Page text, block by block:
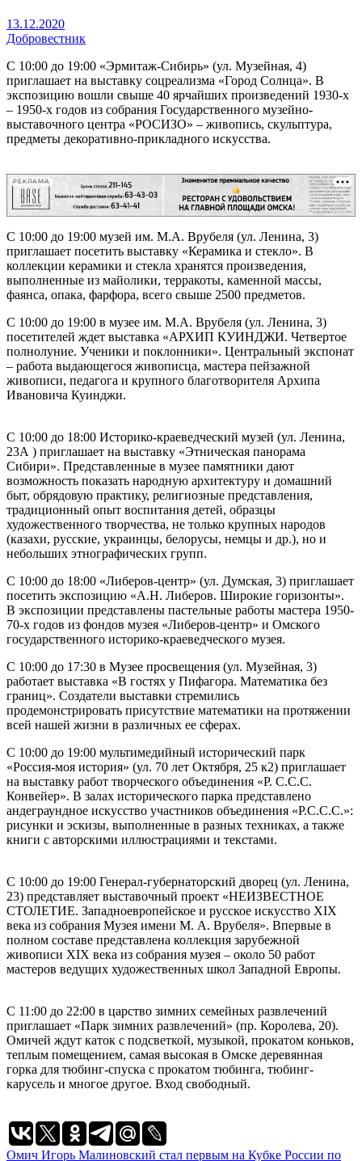
13.12.2020
Добровестник
С 10:00 до 19:00 «Эрмитаж-Сибирь» (ул. Музейная, 4)
приглашает на выставку соцреализма «Город Солнца». В
экспозицию вошли свыше 40 ярчайших произведений 1930-х
– 1950-х годов из собрания Государственного музейно-
выставочного центра «РОСИЗО» – живопись, скульптура,
предметы декоративно-прикладного искусства.
РЕКЛАМА
С 10:00 до 19:00 музей им. М.А. Врубеля (ул. Ленина, 3)
приглашает посетить выставку «Керамика и стекло». В
коллекции керамики и стекла хранятся произведения,
выполненные из майолики, терракоты, каменной массы,
фаянса, опака, фарфора, всего свыше 2500 предметов.
С 10:00 до 19:00 в музее им. М.А. Врубеля (ул. Ленина, 3)
посетителей ждет выставка «АРХИП КУИНДЖИ. Четвертое
полнолуние. Ученики и поклонники». Центральный экспонат
– работа выдающегося живописца, мастера пейзажной
живописи, педагога и крупного благотворителя Архипа
Ивановича Куинджи.
C 10:00 до 18:00 Историко-краеведческий музей (ул. Ленина,
23А ) приглашает на выставку «Этническая панорама
Сибири». Представленные в музее памятники дают
возможность показать народную архитектуру и домашний
быт, обрядовую практику, религиозные представления,
традиционный опыт воспитания детей, образцы
художественного творчества, не только крупных народов
(казахи, русские, украинцы, белорусы, немцы и др.), но и
небольших этнографических групп.
С 10:00 до 18:00 «Либеров-центр» (ул. Думская, 3) приглашает
посетить экспозицию «А.Н. Либеров. Широкие горизонты».
В экспозиции представлены пастельные работы мастера 1950-
70-х годов из фондов музея «Либеров-центр» и Омского
государственного историко-краеведческого музея.
С 10:00 до 17:30 в Музее просвещения (ул. Музейная, 3)
работает выставка «В гостях у Пифагора. Математика без
границ». Создатели выставки стремились
продемонстрировать присутствие математики на протяжении
всей нашей жизни в различных ее сферах.
С 10:00 до 19:00 мультимедийный исторический парк
«Россия-моя история» (ул. 70 лет Октября, 25 к2) приглашает
на выставку работ творческого объединения «Р. С.С.С.
Конвейер». В залах исторического парка представлено
андеграундное искусство участников объединения «Р.С.С.С.»:
рисунки и эскизы, выполненные в разных техниках, а также
книги с авторскими иллюстрациями и текстами.
С 10:00 до 19:00 Генерал-губернаторский дворец (ул. Ленина,
23) представляет выставочный проект «НЕИЗВЕСТНОЕ
СТОЛЕТИЕ. Западноевропейское и русское искусство XIX
века из собрания Музея имени М. А. Врубеля». Впервые в
полном составе представлена коллекция зарубежной
живописи XIX века из собрания музея – около 50 работ
мастеров ведущих художественных школ Западной Европы.
С 11:00 до 22:00 в царство зимних семейных развлечений
приглашает «Парк зимних развлечений» (пр. Королева, 20).
Омичей ждут каток с подсветкой, музыкой, прокатом коньков,
теплым помещением, самая высокая в Омске деревянная
горка для тюбинг-спуска с прокатом тюбинга, тюбинг-
карусель и многое другое. Вход свободный.
Омич Игорь Малиновский стал первым на Кубке России по